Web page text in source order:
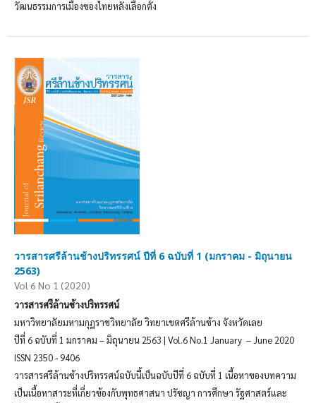
วัฒนธรรมการเมืองของไทยหลังเลือกตั้ง
วารสารศรีล้านช้างปริทรรศน์ ปีที่ 6 ฉบับที่ 1 (มกราคม - มิถุนายน
2563)
Vol 6 No 1 (2020)
วารสารศรีล้านช้างปริทรรศน์
มหาวิทยาลัยมหามกุฏราชวิทยาลัย วิทยาเขตศรีล้านช้าง จังหวัดเลย
ปีที่ 6 ฉบับที่ 1 มกราคม – มิถุนายน 2563 | Vol.6 No.1 January – June 2020
ISSN 2350 - 9406
วารสารศรีล้านช้างปริทรรศน์ฉบับนี้เป็นฉบับปีที่ 6 ฉบับที่ 1 เนื้อหาของบทความ
เป็นเนื้อหาสาระที่เกี่ยวข้องกับพุทธศาสนา ปรัชญา การศึกษา รัฐศาสตร์และ